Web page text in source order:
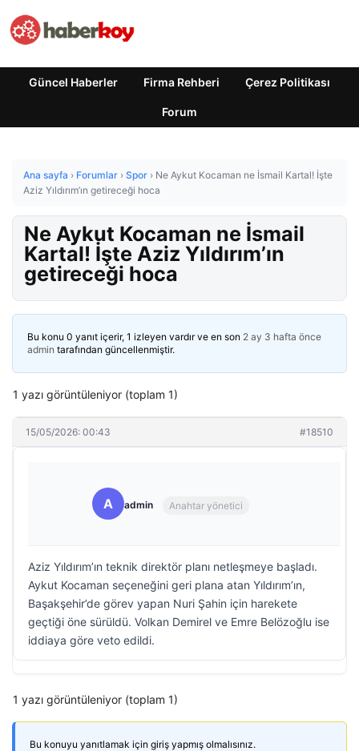
Güncel Haberler Firma Rehberi Çerez Politikası
Forum
Ana sayfa › Forumlar › Spor › Ne Aykut Kocaman ne İsmail Kartal! İşte
Aziz Yıldırım’ın getireceği hoca
Ne Aykut Kocaman ne İsmail
Kartal! İşte Aziz Yıldırım’ın
getireceği hoca
Bu konu 0 yanıt içerir, 1 izleyen vardır ve en son 2 ay 3 hafta önce
admin tarafından güncellenmiştir.
1 yazı görüntüleniyor (toplam 1)
15/05/2026: 00:43 #18510
A admin Anahtar yönetici
Aziz Yıldırım’ın teknik direktör planı netleşmeye başladı.
Aykut Kocaman seçeneğini geri plana atan Yıldırım’ın,
Başakşehir’de görev yapan Nuri Şahin için harekete
geçtiği öne sürüldü. Volkan Demirel ve Emre Belözoğlu ise
iddiaya göre veto edildi.
1 yazı görüntüleniyor (toplam 1)
Bu konuyu yanıtlamak için giriş yapmış olmalısınız.